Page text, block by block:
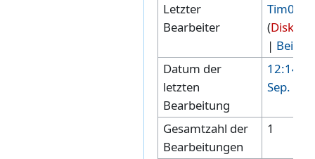
Letzter
Bearbeiter
Tim00
(
|
Datum der
letzten
Bearbeitung
12:14, 7.
Sep.
Gesamtzahl der
Bearbeitungen
1